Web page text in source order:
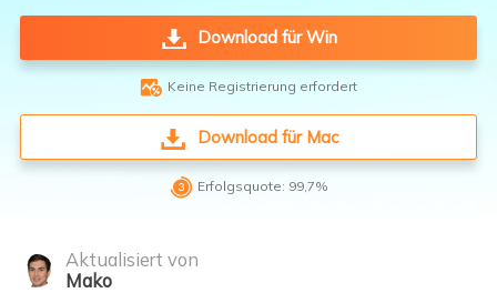
Download für Win
 Keine Registrierung erfordert
Download für Mac
 Erfolgsquote: 99,7%
Aktualisiert von
Mako